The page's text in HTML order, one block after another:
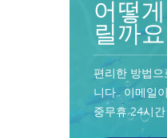
어떻
릴까요
편리한 방법
니다.. 이메일
중무휴 24시간